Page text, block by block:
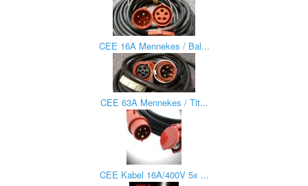
CEE 16A Mennekes / Bal...
CEE 63A Mennekes / Tit...
CEE Kabel 16A/400V 5x ...